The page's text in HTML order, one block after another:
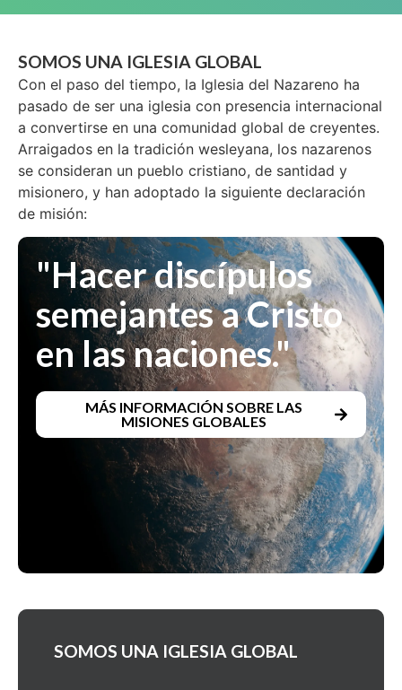
SOMOS UNA IGLESIA GLOBAL
Con el paso del tiempo, la Iglesia del Nazareno ha
pasado de ser una iglesia con presencia internacional
a convertirse en una comunidad global de creyentes.
Arraigados en la tradición wesleyana, los nazarenos
se consideran un pueblo cristiano, de santidad y
misionero, y han adoptado la siguiente declaración
de misión:
"Hacer discípulos
semejantes a Cristo
en las naciones."
MÁS INFORMACIÓN SOBRE LAS
MISIONES GLOBALES
SOMOS UNA IGLESIA GLOBAL